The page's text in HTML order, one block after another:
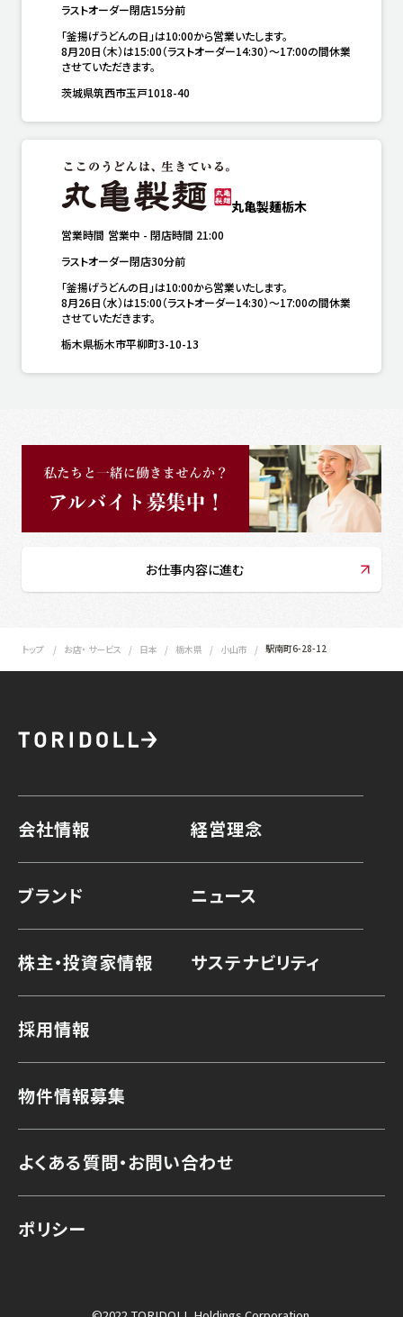
ラストオーダー閉店15分前
「釜揚げうどんの日」は10:00から営業いたします。
8月20日（木）は15:00（ラストオーダー14:30）～17:00の間休業
させていただきます。
茨城県筑西市玉戸1018-40
丸亀製麺栃木
営業時間 営業中 - 閉店時間 21:00
ラストオーダー閉店30分前
「釜揚げうどんの日」は10:00から営業いたします。
8月26日（水）は15:00（ラストオーダー14:30）～17:00の間休業
させていただきます。
栃木県栃木市平柳町3-10-13
お仕事内容に進む
トップ お店・ サービス 日本 栃木県 小山市 駅南町6-28-12
会社情報 経営理念
ブランド ニュース
株主・投資家情報 サステナビリティ
採用情報
物件情報募集
よくある質問・お問い合わせ
ポリシー